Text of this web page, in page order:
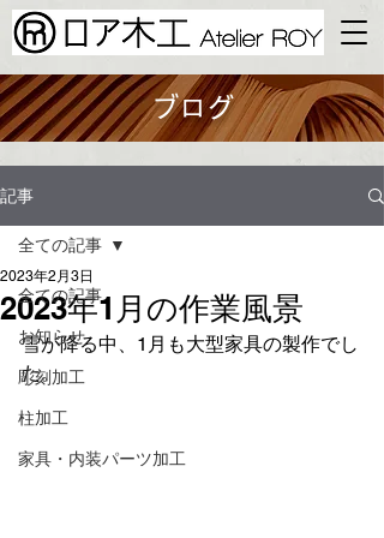
ブログ
記事
全ての記事
お知らせ
彫刻加工
柱加工
家具・内装​パーツ加工
全ての記事
2023年1月の作業風景
2023年2月3日
雪が降る中、1月も大型家具の製作でし
た。